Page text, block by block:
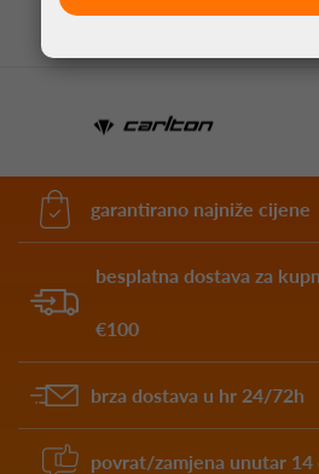
garantirano najniže cijene
besplatna dostava za
€100
brza dostava u hr 24/72h
povrat/zamjena unutar 14